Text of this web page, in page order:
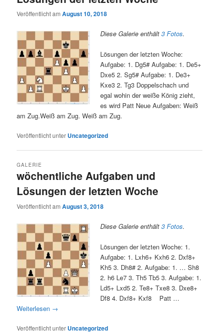
Veröffentlicht amAugust 10, 2018
Diese Galerie enthält3 Fotos.
Lösungen der letzten Woche:
Aufgabe: 1. Dg5# Aufgabe: 1. De5+
Dxe5 2. Sg5# Aufgabe: 1. De3+
Kxe3 2. Tg3 Doppelschach und
egal wohin der weiße König zieht,
es wird Patt Neue Aufgaben: Weiß
am Zug.Weiß am Zug. Weiß am Zug.
Veröffentlicht unter Uncategorized
wöchentliche Aufgaben und
Lösungen der letzten Woche
GALERIE
Veröffentlicht amAugust 3, 2018
Diese Galerie enthält3 Fotos.
Lösungen der letzten Woche: 1.
Aufgabe: 1. Lxh6+ Kxh6 2. Dxf8+
Kh5 3. Dh8# 2. Aufgabe: 1. … Sh8
2. h6 Le7 3. Th5 Tb5 3. Aufgabe: 1.
Ld5+ Lxd5 2. Te8+ Txe8 3. Dxe8+
Df8 4. Dxf8+ Kxf8 Patt …
Weiterlesen →
Veröffentlicht unter Uncategorized